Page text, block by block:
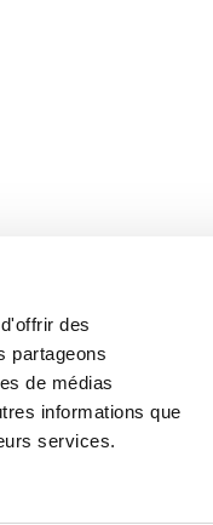
des
partageons
de médias
informations que
services.